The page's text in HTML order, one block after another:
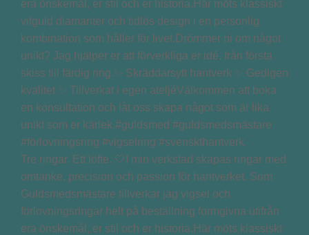
Tre ringar. Ett löfte. 🤍I min verkstad skapas ringar med
omtanke, precision och passion för hantverket. Som
Guldsmedsmästare tillverkar jag vigsel och
förlovningsringar helt på beställning formgivna utifrån
era önskemål, er stil och er historia.Här möts klassiskt